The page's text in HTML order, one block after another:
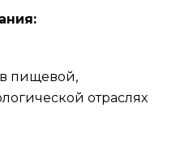
пищевой,
отраслях